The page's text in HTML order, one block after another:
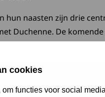
cookies
functies voor social
naasten zijn drie
Duchenne. De